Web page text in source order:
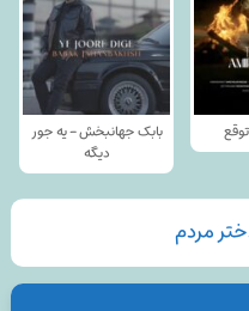
بابک جهانبخش - یه جور
دیگه
مردم